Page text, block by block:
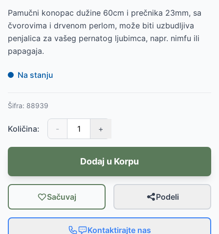
Pamučni konopac dužine 60cm i prečnika 23mm, sa
čvorovima i drvenom perlom, može biti uzbudljiva
penjalica za vašeg pernatog ljubimca, napr. nimfu ili
papagaja.
Na stanju
Šifra: 88939
Količina: - +
Dodaj u Korpu
Sačuvaj Podeli
Kontaktirajte nas